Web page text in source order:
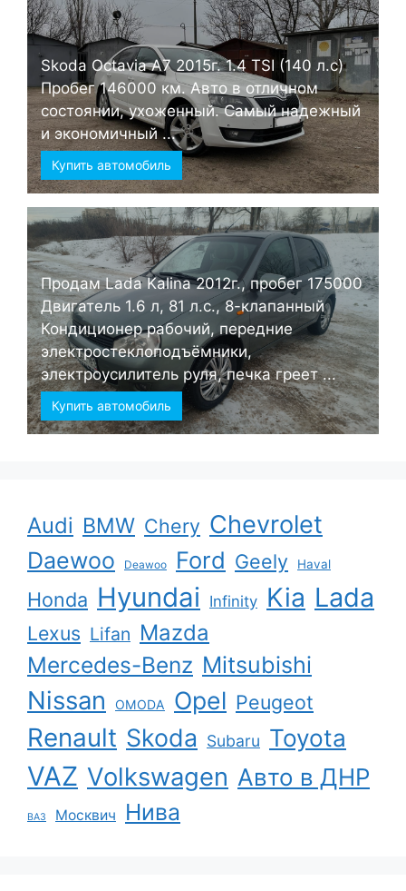
Skoda Octavia А7 2015г. 1.4 TSI (140 л.с)
Пробег 146000 км. Авто в отличном
состоянии, ухоженный. Самый надежный
и экономичный ...
Купить автомобиль
Продам Lada Kalina 2012г., пробег 175000
Двигатель 1.6 л, 81 л.с., 8-клапанный
Кондиционер рабочий, передние
электростеклоподъёмники,
электроусилитель руля, печка греет ...
Купить автомобиль
Audi BMW Chery Chevrolet
Daewoo Deawoo Ford Geely Haval
Honda Hyundai Infinity Kia Lada
Lexus Lifan Mazda
Mercedes-Benz Mitsubishi
Nissan OMODA Opel Peugeot
Renault Skoda Subaru Toyota
VAZ Volkswagen Авто в ДНР
ВАЗ Москвич Нива